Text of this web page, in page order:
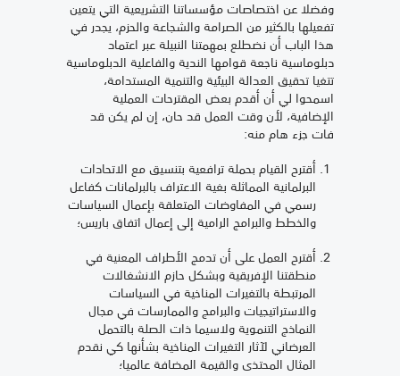
وفضلا عن اختصاصات مؤسساتنا التشريعية التي يتعين
تفعيلها بالكثير من الصرامة والشجاعة والحزم، يجدر في
هذا الباب أن نضطلع بمهمتنا النبيلة عبر اعتماد
دبلوماسية ناجعة قوامها الندية والفاعلية الدبلوماسية
تتغيا تحقيق العدالة البيئية والتنمية المستدامة،
اسمحوا لي أن أقدم بعض المقترحات العملية
الإضافية، لأن وقت العمل قد حان، إن لم يكن قد
فات جزء هام منه:
أقترح القيام بحملة ترافعية بتنسيق مع الاتحادات
البرلمانية المماثلة بغية الاعتراف بالبرلمانات كفاعل
رسمي في المفاوضات المتعلقة بإعمال السياسات
والخطط والبرامج الرامية إلى إعمال اتفاق باريس؛
أقترح العمل على أن تدمج الأطراف المعنية في
منطقتنا الإفريقية وبشكل حازم الانشغالات
المرتبطة بالتغيرات المناخية في السياسات
والاستراتيجيات والبرامج والممارسات في مجال
النماذج التنموية ولاسيما ذات الصلة بالتحمل
العرضاني لآثار التغيرات المناخية بشأنها كي نقدم
المثال المحتذى والقيمة المضافة عالميا؛